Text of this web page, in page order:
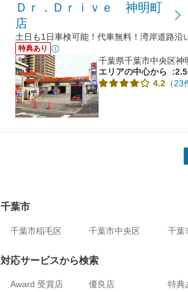
Ｄｒ．Ｄｒｉｖｅ 神明町
店
土日も1日車検可能！代車無料！湾岸道路沿
特典あり
千葉県千葉市中央区神
エリアの中心から
4.2 （23
千葉市
千葉市稲毛区 千葉市中央区 千葉
対応サービスから検索
Award 受賞店 優良店 特典